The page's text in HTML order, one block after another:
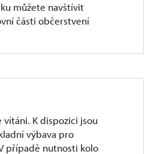
můžete navštívit
části občerstvení
vítáni. K dispozici jsou
výbava pro
případě nutnosti kolo